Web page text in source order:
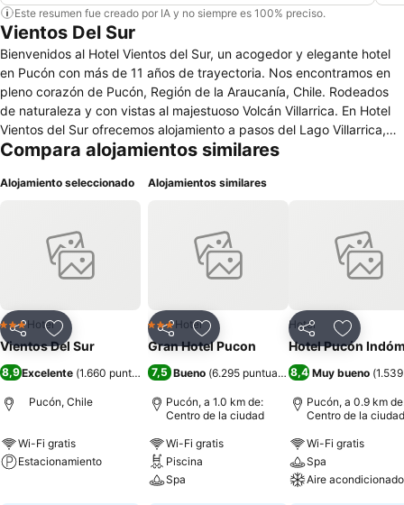
Este resumen fue creado por IA y no siempre es 100% preciso.
Vientos Del Sur
Bienvenidos al Hotel Vientos del Sur, un acogedor y elegante hotel
en Pucón con más de 11 años de trayectoria. Nos encontramos en
pleno corazón de Pucón, Región de la Araucanía, Chile. Rodeados
de naturaleza y con vistas al majestuoso Volcán Villarrica. En Hotel
Vientos del Sur ofrecemos alojamiento a pasos del Lago Villarrica,
Playa grande de Pucón, sector embarcadero, plaza de armas,
estratégica e ideal si deseas hacer turismo, disfrutar de un día de
no te querrás ir. Sumérgete en una experiencia aún más completa y
descubre los beneficios exclusivos que tenemos preparados para
nuestros huéspedes en Hotel Vientos del Sur
Compara alojamientos similares
Alojamiento seleccionado
CompartirAgregar a favoritos
3 Estrellas
Hotel
Vientos Del Sur
8,9Excelente (1.660 puntuaciones)
Pucón, Chile
Wi-Fi gratis
Estacionamiento
Alojamientos similares
CompartirAgregar a favoritos
3 Estrellas
Hotel
Gran Hotel Pucon
7,5 Bueno (6.295 puntuaciones )
Pucón, a 1.0 km de:
Centro de la ciudad
Wi-Fi gratis
Piscina
Spa
CompartirAgregar
Hotel
Hotel Pucón
8,4 Muy bueno (
Pucón, a 0.9 km
Centro de la ciudad
Wi-Fi gratis
Spa
Aire acondicionado